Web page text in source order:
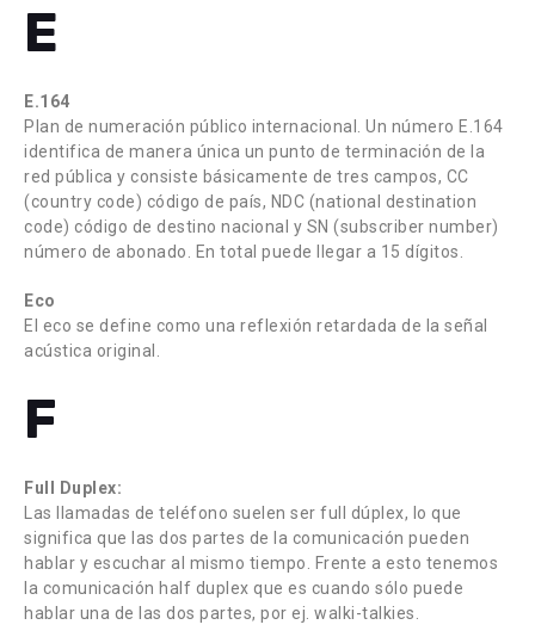
E
E.164
Plan de numeración público internacional. Un número E.164
identifica de manera única un punto de terminación de la
red pública y consiste básicamente de tres campos, CC
(country code) código de país, NDC (national destination
code) código de destino nacional y SN (subscriber number)
número de abonado. En total puede llegar a 15 dígitos.
Eco
El eco se define como una reflexión retardada de la señal
acústica original.
F
Full Duplex:
Las llamadas de teléfono suelen ser full dúplex, lo que
significa que las dos partes de la comunicación pueden
hablar y escuchar al mismo tiempo. Frente a esto tenemos
la comunicación half duplex que es cuando sólo puede
hablar una de las dos partes, por ej. walki-talkies.